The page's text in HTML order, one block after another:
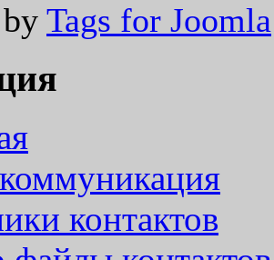
Tags for Joomla
контактов